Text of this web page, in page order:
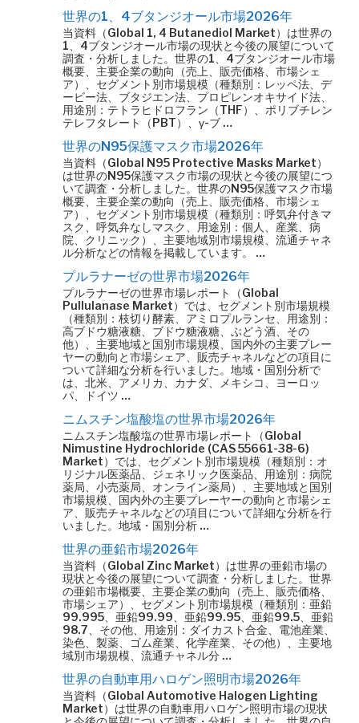
世界の1、4ブタンジオール市場2026年
当資料（Global 1, 4 Butanediol Market）は世界の
1、4ブタンジオール市場の現状と今後の展望について
調査・分析しました。世界の1、4ブタンジオール市場
概要、主要企業の動向（売上、販売価格、市場シェ
ア）、セグメント別市場規模（種類別：レッペ法、デ
ービー法、ブタジエン法、プロピレンオキサイド法、
用途別：テトラヒドロフラン（THF）、ポリブチレン
テレフタレート（PBT）、γ-ブ …
世界のN95保護マスク市場2026年
当資料（Global N95 Protective Masks Market）
は世界のN95保護マスク市場の現状と今後の展望につ
いて調査・分析しました。世界のN95保護マスク市場
概要、主要企業の動向（売上、販売価格、市場シェ
ア）、セグメント別市場規模（種類別：呼気弁付きマ
スク、呼気弁なしマスク、用途別：個人、産業、病
院、クリニック）、主要地域別市場規模、流通チャネ
ル分析などの情報を掲載しています。 …
プルラナーゼの世界市場2026年
プルラナーゼの世界市場レポート（Global
Pullulanase Market）では、セグメント別市場規模
（種類別：枝切り酵素、アミロプルランセ、用途別：
高ブドウ糖液糖、ブドウ糖液糖、ぶどう酒、その
他）、主要地域と国別市場規模、国内外の主要プレー
ヤーの動向と市場シェア、販売チャネルなどの項目に
ついて詳細な分析を行いました。地域・国別分析で
は、北米、アメリカ、カナダ、メキシコ、ヨーロッ
パ、ドイツ …
ニムスチン塩酸塩の世界市場2026年
ニムスチン塩酸塩の世界市場レポート（Global
Nimustine Hydrochloride (CAS 55661-38-6)
Market）では、セグメント別市場規模（種類別：オ
リジナル医薬品、ジェネリック医薬品、用途別：病院
薬局、小売薬局、オンライン薬局）、主要地域と国別
市場規模、国内外の主要プレーヤーの動向と市場シェ
ア、販売チャネルなどの項目について詳細な分析を行
いました。地域・国別分析 …
世界の亜鉛市場2026年
当資料（Global Zinc Market）は世界の亜鉛市場の
現状と今後の展望について調査・分析しました。世界
の亜鉛市場概要、主要企業の動向（売上、販売価格、
市場シェア）、セグメント別市場規模（種類別：亜鉛
99.995、亜鉛99.99、亜鉛99.95、亜鉛99.5、亜鉛
98.7、その他、用途別：ダイカスト合金、電池産業、
染色、製薬、ゴム産業、化学産業、その他）、主要地
域別市場規模、流通チャネル分 …
世界の自動車用ハロゲン照明市場2026年
当資料（Global Automotive Halogen Lighting
Market）は世界の自動車用ハロゲン照明市場の現状